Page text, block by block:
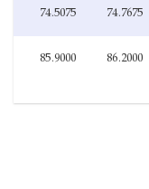
74.7675
74.5075
86.2000
85.9000